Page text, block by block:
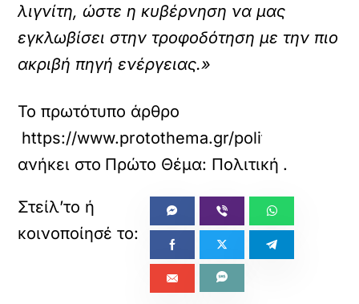
λιγνίτη, ώστε η κυβέρνηση να μας
εγκλωβίσει στην τροφοδότηση με την πιο
ακριβή πηγή ενέργειας.»
Το πρωτότυπο άρθρο
https://www.protothema.gr/politics/article/
ανήκει στο Πρώτο Θέμα: Πολιτική .